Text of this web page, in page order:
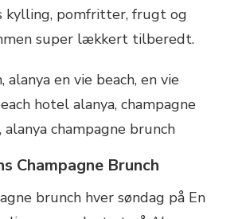
kylling, pomfritter, frugt og
super lækkert tilberedt.
Champagne Brunch
brunch hver søndag på En